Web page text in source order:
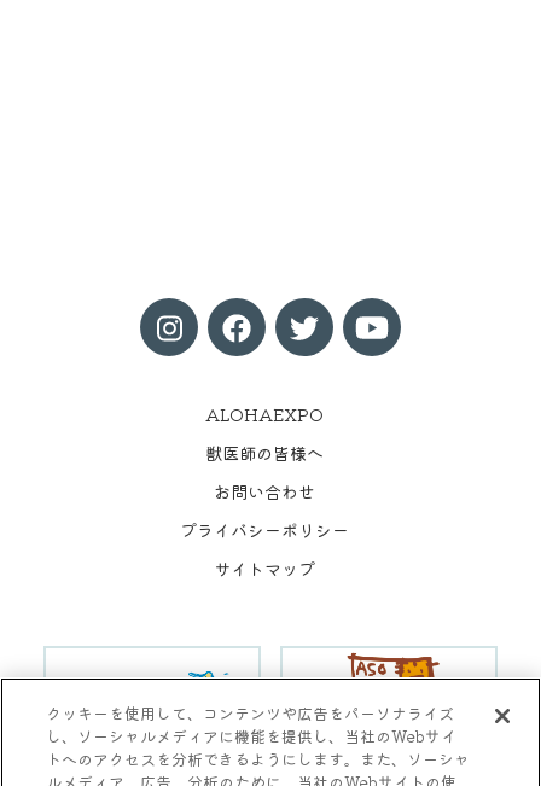
ALOHAEXPO
獣医師の皆様へ
お問い合わせ
プライバシーポリシー
サイトマップ
クッキーを使用して、コンテンツや広告をパーソナライズ
し、ソーシャルメディアに機能を提供し、当社のWebサイ
トへのアクセスを分析できるようにします。また、ソーシャ